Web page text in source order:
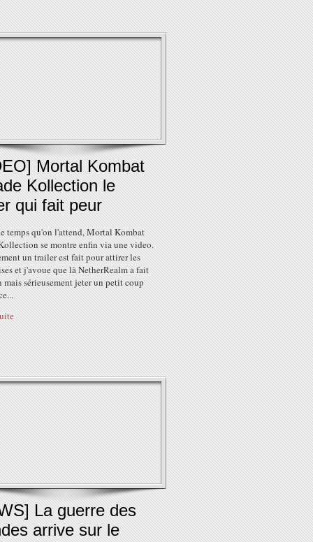
Mortal Kombat
Kollection le
qui fait peur
temps qu'on l'attend, Mortal Kombat
se montre enfin via une video.
un trailer est fait pour attirer les
et j'avoue que là NetherRealm a fait
mais sérieusement jeter un petit coup
La guerre des
arrive sur le